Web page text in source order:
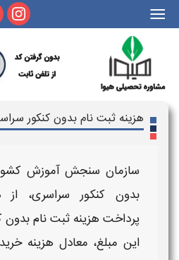
|||
هزینه ثبت نام بدون کنکور
سازمان سنجش آموزش
بدون کنکور سراسری، از
پرداخت هزینه ثبت نام
این مبلغ، معادل هزینه